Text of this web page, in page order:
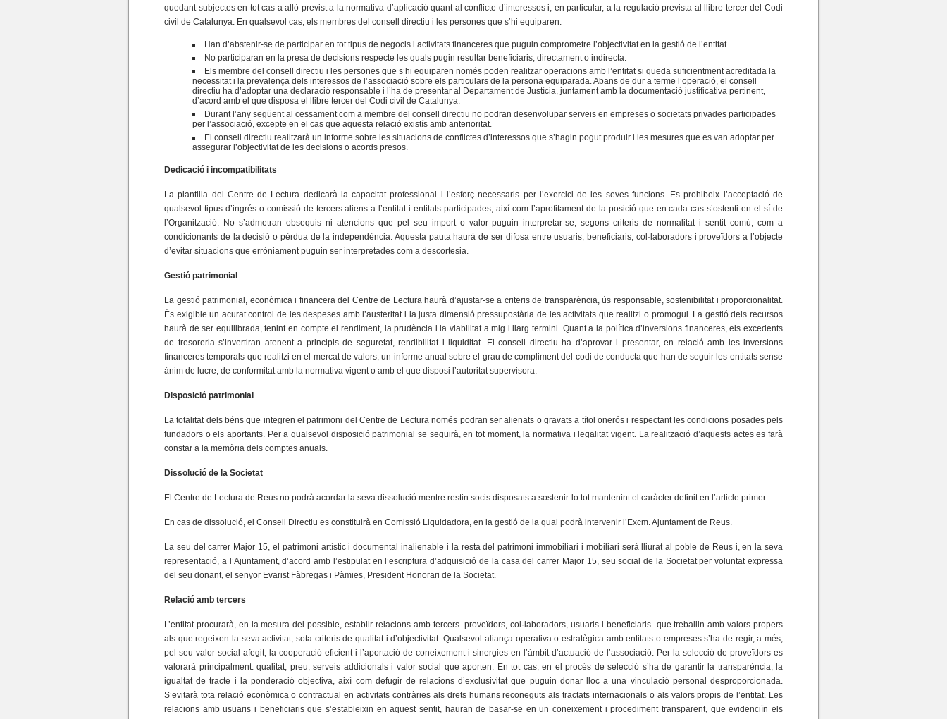
quedant subjectes en tot cas a allò previst a la normativa d’aplicació quant al conflicte d’interessos i, en particular, a la regulació prevista al llibre tercer del Codi
civil de Catalunya. En qualsevol cas, els membres del consell directiu i les persones que s’hi equiparen:
Han d’abstenir-se de participar en tot tipus de negocis i activitats financeres que puguin comprometre l’objectivitat en la gestió de l’entitat.
No participaran en la presa de decisions respecte les quals pugin resultar beneficiaris, directament o indirecta.
Els membre del consell directiu i les persones que s’hi equiparen només poden realitzar operacions amb l’entitat si queda suficientment acreditada la
necessitat i la prevalença dels interessos de l’associació sobre els particulars de la persona equiparada. Abans de dur a terme l’operació, el consell
directiu ha d’adoptar una declaració responsable i l’ha de presentar al Departament de Justícia, juntament amb la documentació justificativa pertinent,
d’acord amb el que disposa el llibre tercer del Codi civil de Catalunya.
Durant l’any següent al cessament com a membre del consell directiu no podran desenvolupar serveis en empreses o societats privades participades
per l’associació, excepte en el cas que aquesta relació existís amb anterioritat.
El consell directiu realitzarà un informe sobre les situacions de conflictes d’interessos que s’hagin pogut produir i les mesures que es van adoptar per
assegurar l’objectivitat de les decisions o acords presos.
Dedicació i incompatibilitats
La plantilla del Centre de Lectura dedicarà la capacitat professional i l’esforç necessaris per l’exercici de les seves funcions. Es prohibeix l’acceptació de
qualsevol tipus d’ingrés o comissió de tercers aliens a l’entitat i entitats participades, així com l’aprofitament de la posició que en cada cas s’ostenti en el sí de
l’Organització. No s’admetran obsequis ni atencions que pel seu import o valor puguin interpretar-se, segons criteris de normalitat i sentit comú, com a
condicionants de la decisió o pèrdua de la independència. Aquesta pauta haurà de ser difosa entre usuaris, beneficiaris, col·laboradors i proveïdors a l’objecte
d’evitar situacions que erròniament puguin ser interpretades com a descortesia.
Gestió patrimonial
La gestió patrimonial, econòmica i financera del Centre de Lectura haurà d’ajustar-se a criteris de transparència, ús responsable, sostenibilitat i proporcionalitat.
És exigible un acurat control de les despeses amb l’austeritat i la justa dimensió pressupostària de les activitats que realitzi o promogui. La gestió dels recursos
haurà de ser equilibrada, tenint en compte el rendiment, la prudència i la viabilitat a mig i llarg termini. Quant a la política d’inversions financeres, els excedents
de tresoreria s’invertiran atenent a principis de seguretat, rendibilitat i liquiditat. El consell directiu ha d’aprovar i presentar, en relació amb les inversions
financeres temporals que realitzi en el mercat de valors, un informe anual sobre el grau de compliment del codi de conducta que han de seguir les entitats sense
ànim de lucre, de conformitat amb la normativa vigent o amb el que disposi l’autoritat supervisora.
Disposició patrimonial
La totalitat dels béns que integren el patrimoni del Centre de Lectura només podran ser alienats o gravats a títol onerós i respectant les condicions posades pels
fundadors o els aportants. Per a qualsevol disposició patrimonial se seguirà, en tot moment, la normativa i legalitat vigent. La realització d’aquests actes es farà
constar a la memòria dels comptes anuals.
Dissolució de la Societat
El Centre de Lectura de Reus no podrà acordar la seva dissolució mentre restin socis disposats a sostenir-lo tot mantenint el caràcter definit en l’article primer.
En cas de dissolució, el Consell Directiu es constituirà en Comissió Liquidadora, en la gestió de la qual podrà intervenir l’Excm. Ajuntament de Reus.
La seu del carrer Major 15, el patrimoni artístic i documental inalienable i la resta del patrimoni immobiliari i mobiliari serà lliurat al poble de Reus i, en la seva
representació, a l’Ajuntament, d’acord amb l’estipulat en l’escriptura d’adquisició de la casa del carrer Major 15, seu social de la Societat per voluntat expressa
del seu donant, el senyor Evarist Fàbregas i Pàmies, President Honorari de la Societat.
Relació amb tercers
L’entitat procurarà, en la mesura del possible, establir relacions amb tercers -proveïdors, col·laboradors, usuaris i beneficiaris- que treballin amb valors propers
als que regeixen la seva activitat, sota criteris de qualitat i d’objectivitat. Qualsevol aliança operativa o estratègica amb entitats o empreses s’ha de regir, a més,
pel seu valor social afegit, la cooperació eficient i l’aportació de coneixement i sinergies en l’àmbit d’actuació de l’associació. Per la selecció de proveïdors es
valorarà principalment: qualitat, preu, serveis addicionals i valor social que aporten. En tot cas, en el procés de selecció s’ha de garantir la transparència, la
igualtat de tracte i la ponderació objectiva, així com defugir de relacions d’exclusivitat que puguin donar lloc a una vinculació personal desproporcionada.
S’evitarà tota relació econòmica o contractual en activitats contràries als drets humans reconeguts als tractats internacionals o als valors propis de l’entitat. Les
relacions amb usuaris i beneficiaris que s’estableixin en aquest sentit, hauran de basar-se en un coneixement i procediment transparent, que evidenciïn els